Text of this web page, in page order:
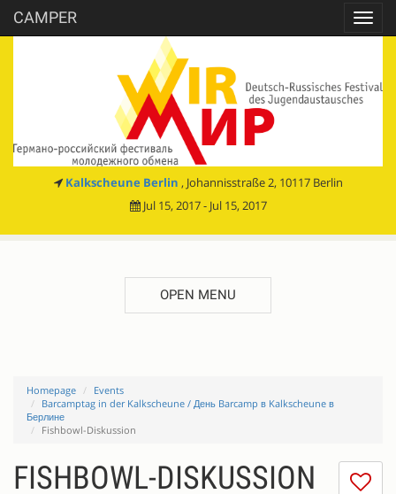
CAMPER
Kalkscheune Berlin , Johannisstraße 2, 10117 Berlin
Jul 15, 2017 - Jul 15, 2017
OPEN MENU
Homepage
Events
Barcamptag in der Kalkscheune / День Barcamp в Kalkscheune в
Берлине
Fishbowl-Diskussion
I
FISHBOWL-DISKUSSION